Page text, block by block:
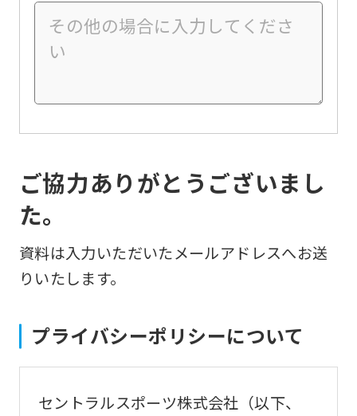
ご協力ありがとうございまし
た。
資料は入力いただいたメールアドレスへお送
りいたします。
プライバシーポリシーについて
セントラルスポーツ株式会社（以下、